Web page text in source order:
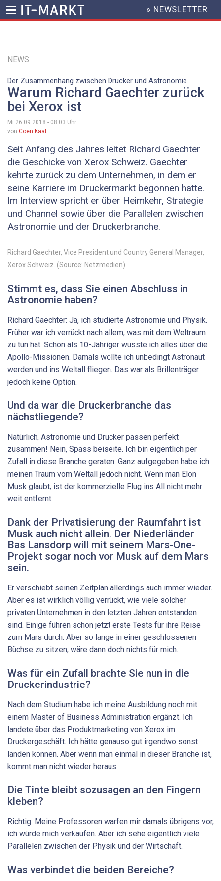
Inhalt
HEADER
MENU
» NEWSLETTER
NEWS
Der Zusammenhang zwischen Drucker und Astronomie
Warum Richard Gaechter zurück
bei Xerox ist
Mi 26.09.2018 - 08:03 Uhr
von Coen Kaat
Seit Anfang des Jahres leitet Richard Gaechter
die Geschicke von Xerox Schweiz. Gaechter
kehrte zurück zu dem Unternehmen, in dem er
seine Karriere im Druckermarkt begonnen hatte.
Im Interview spricht er über Heimkehr, Strategie
und Channel sowie über die Parallelen zwischen
Astronomie und der Druckerbranche.
Richard Gaechter, Vice President und Country General Manager,
Xerox Schweiz. (Source: Netzmedien)
Stimmt es, dass Sie einen Abschluss in
Astronomie haben?
Richard Gaechter: Ja, ich studierte Astronomie und Physik.
Früher war ich verrückt nach allem, was mit dem Weltraum
zu tun hat. Schon als 10-Jähriger wusste ich alles über die
Apollo-Missionen. Damals wollte ich unbedingt Astronaut
werden und ins Weltall fliegen. Das war als Brillenträger
jedoch keine Option.
Und da war die Druckerbranche das
nächstliegende?
Natürlich, Astronomie und Drucker passen perfekt
zusammen! Nein, Spass beiseite. Ich bin eigentlich per
Zufall in diese Branche geraten. Ganz aufgegeben habe ich
meinen Traum vom Weltall jedoch nicht. Wenn man Elon
Musk glaubt, ist der kommerzielle Flug ins All nicht mehr
weit entfernt.
Dank der Privatisierung der Raumfahrt ist
Musk auch nicht allein. Der Niederländer
Bas Lansdorp will mit seinem Mars-One-
Projekt sogar noch vor Musk auf dem Mars
sein.
Er verschiebt seinen Zeitplan allerdings auch immer wieder.
Aber es ist wirklich völlig verrückt, wie viele solcher
privaten Unternehmen in den letzten Jahren entstanden
sind. Einige führen schon jetzt erste Tests für ihre Reise
zum Mars durch. Aber so lange in einer geschlossenen
Büchse zu sitzen, wäre dann doch nichts für mich.
Was für ein Zufall brachte Sie nun in die
Druckerindustrie?
Nach dem Studium habe ich meine Ausbildung noch mit
einem Master of Business Administration ergänzt. Ich
landete über das Produktmarketing von Xerox im
Druckergeschäft. Ich hätte genauso gut irgendwo sonst
landen können. Aber wenn man einmal in dieser Branche ist,
kommt man nicht wieder heraus.
Die Tinte bleibt sozusagen an den Fingern
kleben?
Richtig. Meine Professoren warfen mir damals übrigens vor,
ich würde mich verkaufen. Aber ich sehe eigentlich viele
Parallelen zwischen der Physik und der Wirtschaft.
Was verbindet die beiden Bereiche?